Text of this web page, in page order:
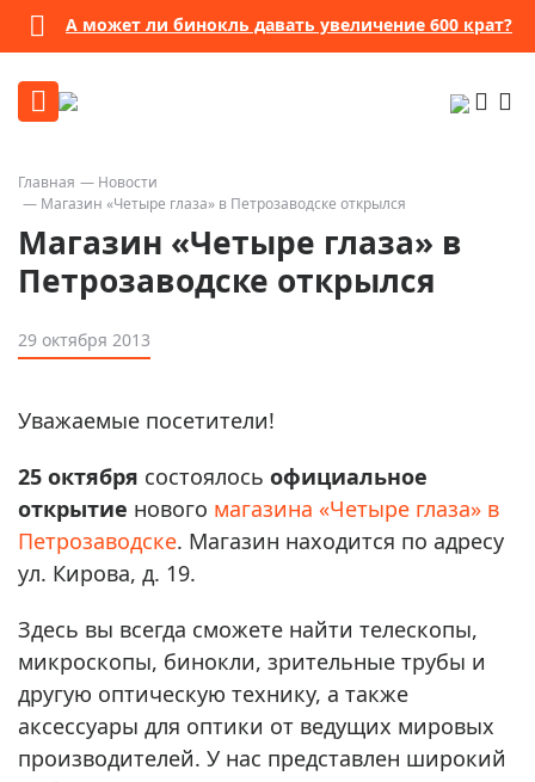
А может ли бинокль давать увеличение 600 крат?
Главная
Новости
Магазин «Четыре глаза» в Петрозаводске открылся
Магазин «Четыре глаза» в
Петрозаводске открылся
29 октября 2013
Уважаемые посетители!
25 октября состоялось официальное
открытие нового магазина «Четыре глаза» в
Петрозаводске. Магазин находится по адресу
ул. Кирова, д. 19.
Здесь вы всегда сможете найти телескопы,
микроскопы, бинокли, зрительные трубы и
другую оптическую технику, а также
аксессуары для оптики от ведущих мировых
производителей. У нас представлен широкий